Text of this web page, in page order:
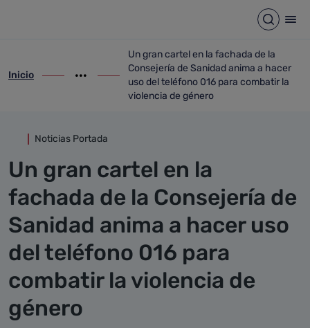
Abrir
ir-a inicio
Inicio
Mostrar opciones del camino de migas
ir-a Un gran cartel en la fachada de la
Un gran cartel en la fachada de la
Consejería de Sanidad anima a hacer
uso del teléfono 016 para combatir la
violencia de género
Noticias Portada
Un gran cartel en la
fachada de la Consejería de
Sanidad anima a hacer uso
del teléfono 016 para
combatir la violencia de
género